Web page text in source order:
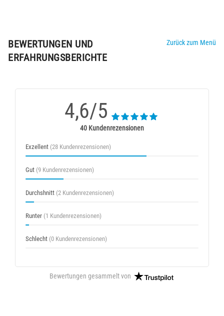
BEWERTUNGEN UND
ERFAHRUNGSBERICHTE
Zurück zum Menü
4,6/5
40 Kundenrezensionen
Exzellent (28 Kundenrezensionen)
Gut (9 Kundenrezensionen)
Durchshnitt (2 Kundenrezensionen)
Runter (1 Kundenrezensionen)
Schlecht (0 Kundenrezensionen)
Bewertungen gesammelt von